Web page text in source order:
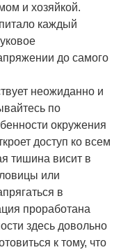
и хозяйкой.
каждый
до самого
неожиданно и
по
окружения
доступ ко всем
тишина висит в
или
в
проработана
здесь довольно
к тому, что